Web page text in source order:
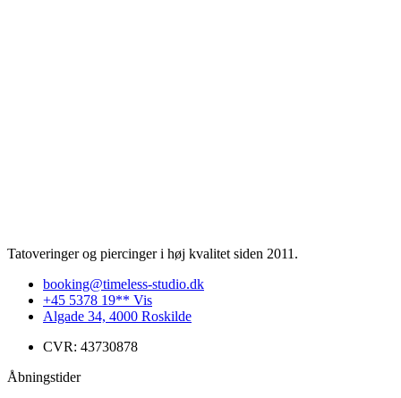
Tatoveringer og piercinger i høj kvalitet siden 2011.
booking@timeless-studio.dk
+45 5378 19** Vis
Algade 34, 4000 Roskilde
CVR: 43730878
Åbningstider